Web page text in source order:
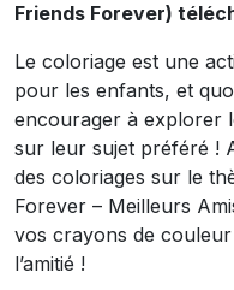
Friends Forever)
Le coloriage est une
pour les enfants, et
encourager à explorer
sur leur sujet préféré !
des coloriages sur le
Forever – Meilleurs
vos crayons de
l’amitié !